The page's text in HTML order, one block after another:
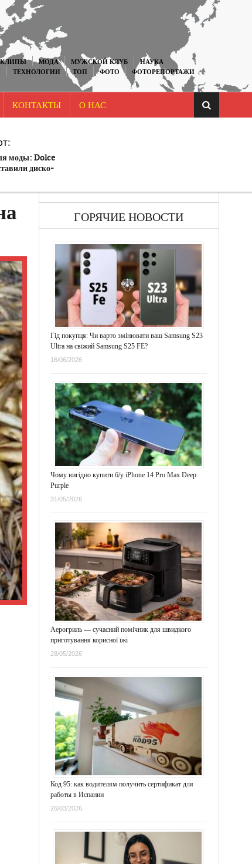
КЛИПЫ МОДА МУЖСКОЙ КЛУБ
НАУКА
ТЕХНОЛОГИИ ТОП ФОТО
ФОТОРЕПОРТАЖИ
КОНТАКТЫ О НАС
моды: Dolce
диско-
ГОРЯЧИЕ НОВОСТИ
Гід покупця: Чи варто змінювати ваш Samsung S23
Ultra на свіжий Samsung S25 FE?
16/06/2026
Чому вигідно купити б/у iPhone 14 Pro Max Deep
Purple
31/05/2026
Аерогриль — сучасний помічник для швидкого
приготування корисної їжі
28/05/2026
Код 95: как водителям получить сертификат для
работы в Испании
26/03/2026